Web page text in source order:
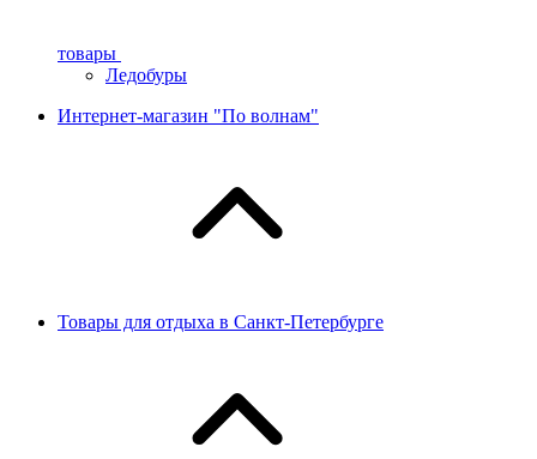
товары
Ледобуры
Интернет-магазин "По волнам"
Товары для отдыха в Санкт-Петербурге